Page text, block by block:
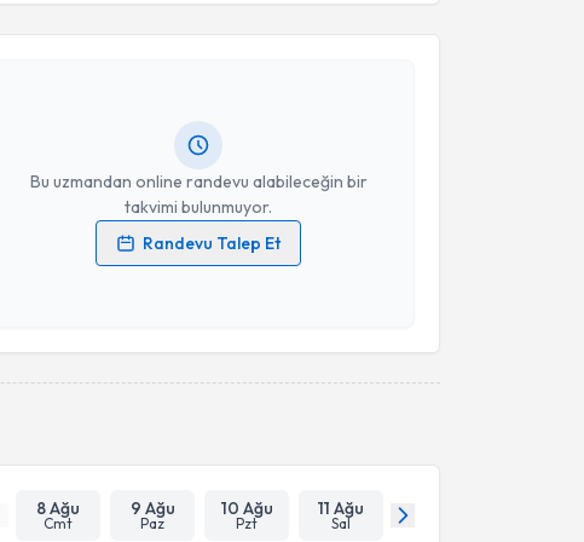
Bu uzmandan online randevu alabileceğin bir
takvimi bulunmuyor.
Randevu Talep Et
Kişisel verilerimin işlenmesine ilişkinAydınlatma Metni
Takvim Talebini Gönder
8 Ağu
Cmt
9 Ağu
Paz
10 Ağu
Pzt
11 Ağu
Sal